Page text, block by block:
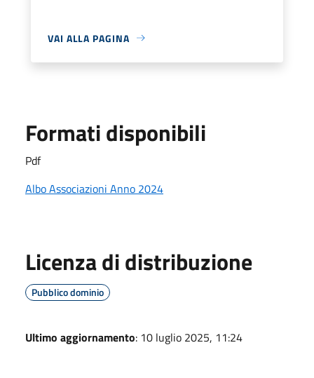
VAI ALLA PAGINA
Formati disponibili
Pdf
Albo Associazioni Anno 2024
Licenza di distribuzione
Pubblico dominio
Ultimo aggiornamento: 10 luglio 2025, 11:24